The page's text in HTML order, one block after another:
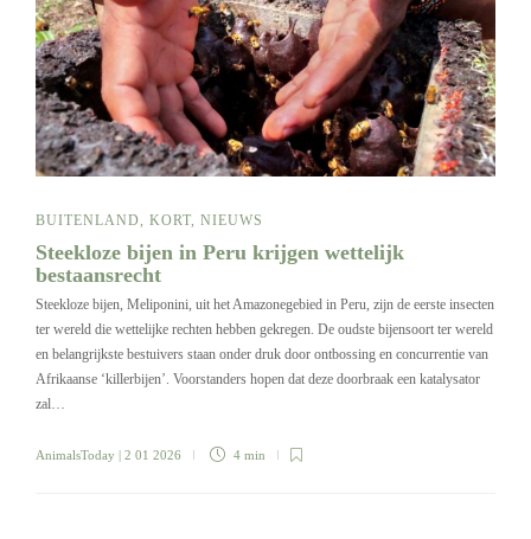
BUITENLAND KORT NIEUWS
Steekloze bijen in Peru krijgen wettelijk
bestaansrecht
Steekloze bijen, Meliponini, uit het Amazonegebied in Peru, zijn de eerste insecten
ter wereld die wettelijke rechten hebben gekregen. De oudste bijensoort ter wereld
en belangrijkste bestuivers staan onder druk door ontbossing en concurrentie van
Afrikaanse ‘killerbijen’. Voorstanders hopen dat deze doorbraak een katalysator
zal…
AnimalsToday | 2 01 2026 4 min